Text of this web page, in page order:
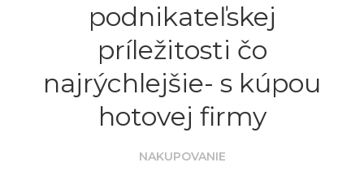
podnikateľskej
príležitosti čo
najrýchlejšie- s kúpou
hotovej firmy
NAKUPOVANIE